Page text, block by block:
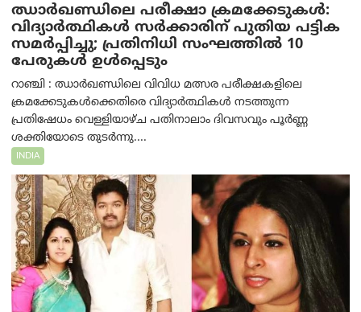
ഝാര്‍ഖണ്ഡിലെ പരീക്ഷാ ക്രമക്കേടുകള്‍:
വിദ്യാർത്ഥികൾ സർക്കാരിന് പുതിയ പട്ടിക
സമർപ്പിച്ചു; പ്രതിനിധി സംഘത്തിൽ 10
പേരുകൾ ഉൾപ്പെടും
റാഞ്ചി : ഝാർഖണ്ഡിലെ വിവിധ മത്സര പരീക്ഷകളിലെ
ക്രമക്കേടുകൾക്കെതിരെ വിദ്യാർത്ഥികൾ നടത്തുന്ന
പ്രതിഷേധം വെള്ളിയാഴ്ച പതിനാലാം ദിവസവും പൂർണ്ണ
ശക്തിയോടെ തുടർന്നു....
INDIA